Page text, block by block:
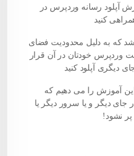
آپلود رسانه وردپرس در
کنید
که به دلیل محدودیت فضای
وردپرس خودتان در آن قرار
دیگری آپلود کنید
آموزش را می دهیم که
جای دیگر و یا سرور دیگر یا